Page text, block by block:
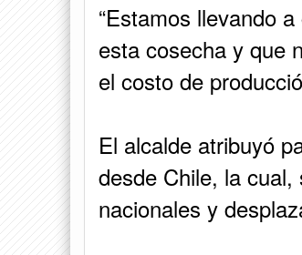
“Estamos llevando
esta cosecha y que
el costo de
El alcalde atribuyó
desde Chile, la
nacionales y